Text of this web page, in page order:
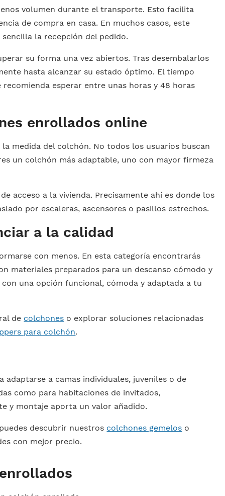
volumen durante el transporte. Esto facilita
de compra en casa. En muchos casos, este
la recepción del pedido.
su forma una vez abiertos. Tras desembalarlos
hasta alcanzar su estado óptimo. El tiempo
esperar entre unas horas y 48 horas
enrollados online
medida del colchón. No todos los usuarios buscan
un colchón más adaptable, uno con mayor firmeza
acceso a la vivienda. Precisamente ahí es donde los
por escaleras, ascensores o pasillos estrechos.
a la calidad
con menos. En esta categoría encontrarás
materiales preparados para un descanso cómodo y
una opción funcional, cómoda y adaptada a tu
de colchones o explorar soluciones relacionadas
para colchón.
a camas individuales, juveniles o de
como para habitaciones de invitados,
y montaje aporta un valor añadido.
descubrir nuestros colchones gemelos o
con mejor precio.